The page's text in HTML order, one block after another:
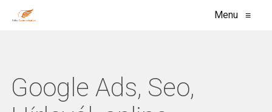
Menu ≡
Google Ads, Seo,